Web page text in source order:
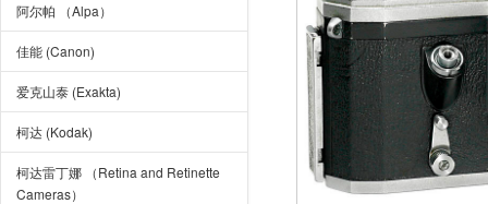
阿尔帕 （Alpa）
佳能 (Canon)
爱克山泰 (Exakta)
柯达 (Kodak)
柯达雷丁娜 （Retina and Retinette
Cameras）